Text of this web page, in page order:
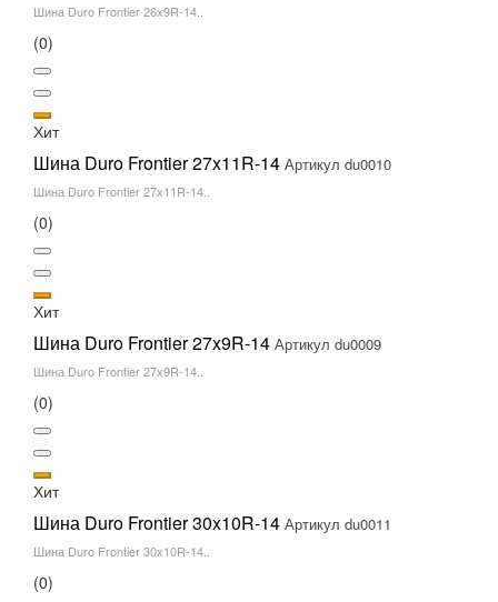
Шина Duro Frontier 26x9R-14..
(0)
Хит
Шина Duro Frontier 27x11R-14 Артикул du0010
Шина Duro Frontier 27x11R-14..
(0)
Хит
Шина Duro Frontier 27x9R-14 Артикул du0009
Шина Duro Frontier 27x9R-14..
(0)
Хит
Шина Duro Frontier 30x10R-14 Артикул du0011
Шина Duro Frontier 30x10R-14..
(0)